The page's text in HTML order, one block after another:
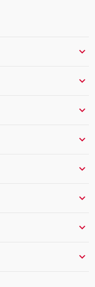







